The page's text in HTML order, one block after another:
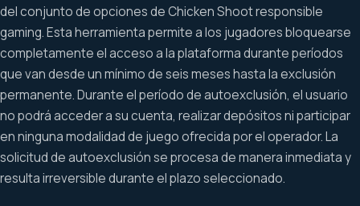
del conjunto de opciones de Chicken Shoot responsible
gaming. Esta herramienta permite a los jugadores bloquearse
completamente el acceso a la plataforma durante períodos
que van desde un mínimo de seis meses hasta la exclusión
permanente. Durante el período de autoexclusión, el usuario
no podrá acceder a su cuenta, realizar depósitos ni participar
en ninguna modalidad de juego ofrecida por el operador. La
solicitud de autoexclusión se procesa de manera inmediata y
resulta irreversible durante el plazo seleccionado.